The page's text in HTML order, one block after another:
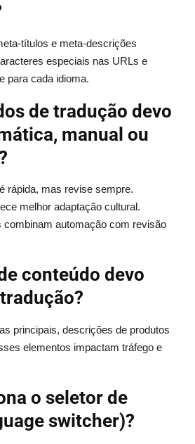
títulos e meta-descrições
especiais nas URLs e
para cada idioma.
de tradução devo
manual ou
rápida, mas revise sempre.
melhor adaptação cultural.
combinam automação com revisão
conteúdo devo
principais, descrições de produtos
elementos impactam tráfego e
o seletor de
switcher)?